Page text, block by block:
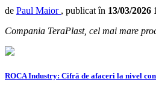
de Paul Maior , publicat în 13/03/2026
Compania TeraPlast, cel mai mare
ROCA Industry: Cifră de afaceri la nivel